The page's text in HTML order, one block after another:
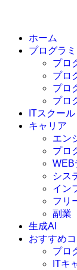
ホーム
プログラ
プロ
プロ
プロ
プロ
ITスクール
キャリア
エン
プロ
WEB
シス
イン
フリ
副業
生成AI
おすすめ
プロ
ITキ